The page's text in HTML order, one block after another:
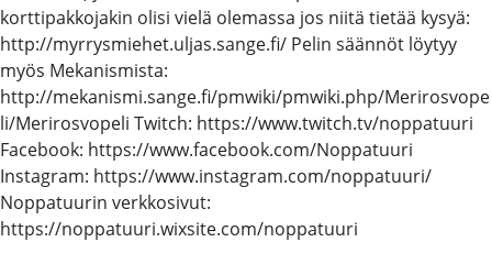
korttipakkojakin olisi vielä olemassa jos niitä tietää kysyä:
http://myrrysmiehet.uljas.sange.fi/ Pelin säännöt löytyy
myös Mekanismista:
http://mekanismi.sange.fi/pmwiki/pmwiki.php/Merirosvope
li/Merirosvopeli Twitch: https://www.twitch.tv/noppatuuri
Facebook: https://www.facebook.com/Noppatuuri
Instagram: https://www.instagram.com/noppatuuri/
Noppatuurin verkkosivut:
https://noppatuuri.wixsite.com/noppatuuri